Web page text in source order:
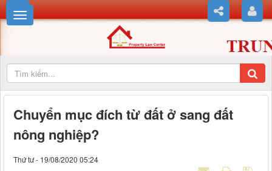
Chuyển mục đích từ đất ở sang đất
nông nghiệp?
Thứ tư - 19/08/2020 05:24